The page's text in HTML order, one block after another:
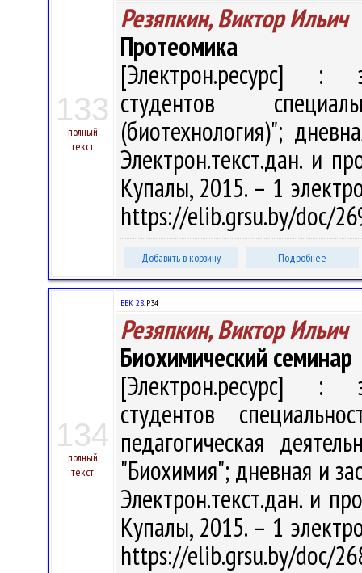
133
полный
текст
Резяпкин, Виктор Ильич
Протеомика
[Электрон.ресурс] :
студентов
(биотехнология)";
Электрон.текст.дан. и
Купалы, 2015. – 1
https://elib.grsu.by/doc/
Добавить в корзину Подробнее
134
полный
текст
ББК 28.Р34
Резяпкин, Виктор Ильич
Биохимический семинар
[Электрон.ресурс] :
студентов
педагогическая
"Биохимия"; дневная и
Электрон.текст.дан. и
Купалы, 2015. – 1
https://elib.grsu.by/doc/